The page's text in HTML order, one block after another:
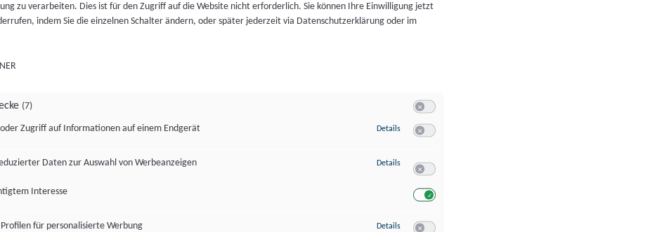
zu verarbeiten. Dies ist für den Zugriff auf die Website nicht erforderlich. Sie können Ihre Einwilligung jetzt
indem Sie die einzelnen Schalter ändern, oder später jederzeit via Datenschutzerklärung oder im
(7)
Zugriff auf Informationen auf einem Endgerät
Details zu Speichern von oder Zugriff auf Informationen auf einem Endgerät
Daten zur Auswahl von Werbeanzeigen
Interesse
Details zu Verwendung reduzierter Daten zur Auswahl von Werbeanzeigen
für personalisierte Werbung
Details zu Erstellung von Profilen für personalisierte Werbung